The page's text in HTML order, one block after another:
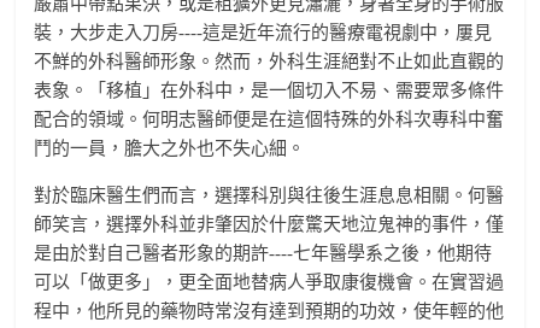
裝，大步走入刀房----這是近年流行的醫療電視劇中，屢見
不鮮的外科醫師形象。然而，外科生涯絕對不止如此直觀的
表象。「移植」在外科中，是一個切入不易、需要眾多條件
配合的領域。何明志醫師便是在這個特殊的外科次專科中奮
鬥的一員，膽大之外也不失心細。
對於臨床醫生們而言，選擇科別與往後生涯息息相關。何醫
師笑言，選擇外科並非肇因於什麼驚天地泣鬼神的事件，僅
是由於對自己醫者形象的期許----七年醫學系之後，他期待
可以「做更多」，更全面地替病人爭取康復機會。在實習過
程中，他所見的藥物時常沒有達到預期的功效，使年輕的他